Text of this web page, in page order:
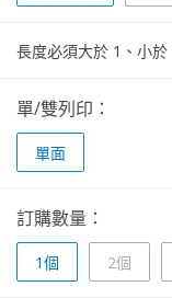
長度必須大於 1 、小於
單/雙列印：
單面
訂購數量：
1個 2個